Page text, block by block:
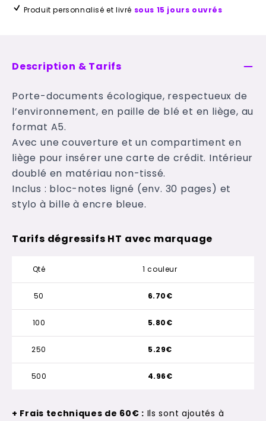
Produit personnalisé et livré sous 15 jours ouvrés
Description & Tarifs
Porte-documents écologique, respectueux de
l’environnement, en paille de blé et en liège, au
format A5.
Avec une couverture et un compartiment en
liège pour insérer une carte de crédit. Intérieur
doublé en matériau non-tissé.
Inclus : bloc-notes ligné (env. 30 pages) et
stylo à bille à encre bleue.
Tarifs dégressifs HT avec marquage
Qté 1 couleur
50
100
250
500
6.70€
5.80€
5.29€
4.96€
+ Frais techniques de 60€ : Ils sont ajoutés à